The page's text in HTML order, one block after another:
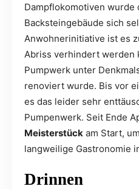
Dampflokomotiven wurde
Backsteingebäude sich
Anwohnerinitiative ist es
Abriss verhindert werden
Pumpwerk unter
renoviert wurde. Bis vor
es das leider sehr
Pumpenwerk. Seit Ende
Meisterstück am Start,
langweilige Gastronomie
Drinnen